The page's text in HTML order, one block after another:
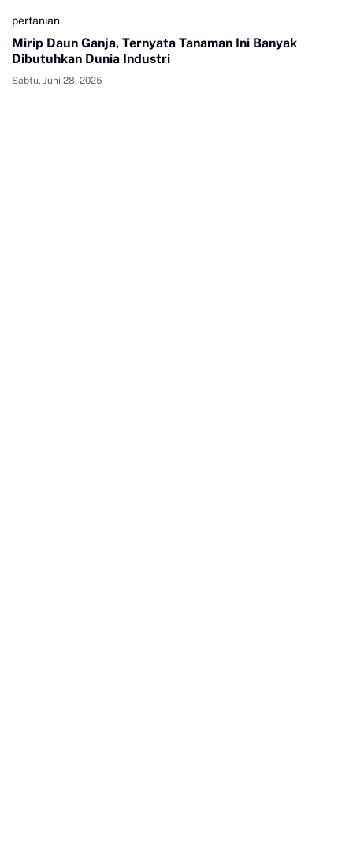
pertanian
Mirip Daun Ganja, Ternyata Tanaman Ini Banyak
Dibutuhkan Dunia Industri
Sabtu, Juni 28, 2025